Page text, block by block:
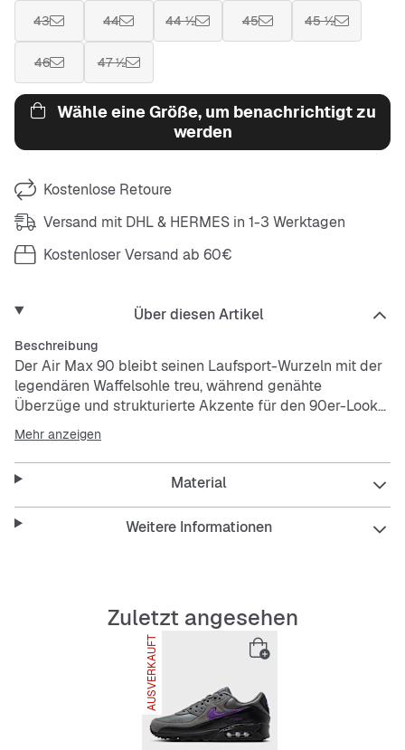
43 44 44 ½ 45 45 ½
46 47 ½
Wähle eine Größe, um benachrichtigt zu
werden
Kostenlose Retoure
Versand mit DHL & HERMES in 1-3 Werktagen
Kostenloser Versand ab 60€
Über diesen Artikel
Beschreibung
Der Air Max 90 bleibt seinen Laufsport-Wurzeln mit der
legendären Waffelsohle treu, während genähte
Überzüge und strukturierte Akzente für den 90er-Look
sorgen, den du so liebst. Die sichtbare Air-Dämpfung in
Farben, die sich leicht kombinieren lassen, bietet
Tragekomfort für unterwegs.
Die sichtbare Air-Dämpfung wurde ursprünglich für
Performance-Läufe entwickelt und steht für
für einen cleanen Look und sitzt superbequem.
Mehr anzeigen
Material
Weitere Informationen
Zuletzt angesehen
AUSVERKAUFT